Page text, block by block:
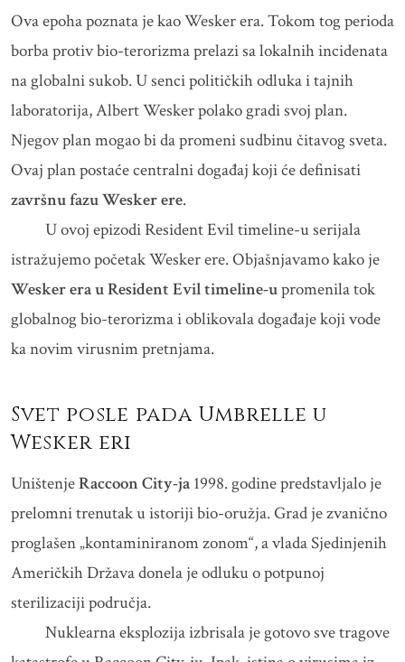
Ova epoha poznata je kao Wesker era. Tokom tog perioda
borba protiv bio-terorizma prelazi sa lokalnih incidenata
na globalni sukob. U senci političkih odluka i tajnih
laboratorija, Albert Wesker polako gradi svoj plan.
Njegov plan mogao bi da promeni sudbinu čitavog sveta.
Ovaj plan postaće centralni događaj koji će definisati
završnu fazu Wesker ere.
U ovoj epizodi Resident Evil timeline-u serijala
istražujemo početak Wesker ere. Objašnjavamo kako je
Wesker era u Resident Evil timeline-upromenila tok
globalnog bio-terorizma i oblikovala događaje koji vode
ka novim virusnim pretnjama.
Svet posle pada Umbrelle u
Wesker eri
UništenjeRaccoon City-ja 1998. godine predstavljalo je
prelomni trenutak u istoriji bio-oružja. Grad je zvanično
proglašen „kontaminiranom zonom“, a vlada Sjedinjenih
Američkih Država donela je odluku o potpunoj
sterilizaciji područja.
Nuklearna eksplozija izbrisala je gotovo sve tragove